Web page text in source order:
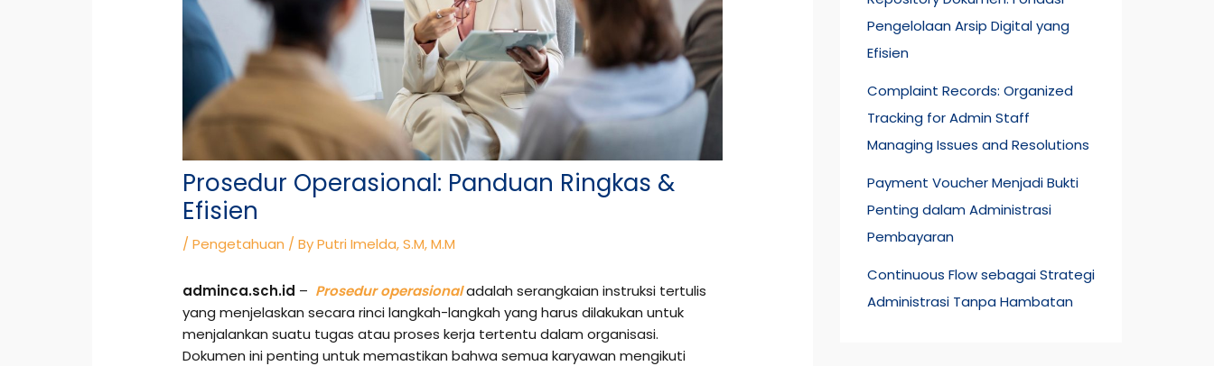
Prosedur Operasional: Panduan Ringkas &
Efisien
/Pengetahuan / ByPutri Imelda, S.M, M.M
adminca.sch.id – Prosedur operasionaladalah serangkaian instruksi tertulis
yang menjelaskan secara rinci langkah-langkah yang harus dilakukan untuk
menjalankan suatu tugas atau proses kerja tertentu dalam organisasi.
Dokumen ini penting untuk memastikan bahwa semua karyawan mengikuti
Pengelolaan Arsip Digital yang
Efisien
Complaint Records: Organized
Tracking for Admin Staff
Managing Issues and Resolutions
Payment Voucher Menjadi Bukti
Penting dalam Administrasi
Pembayaran
Continuous Flow sebagai Strategi
Administrasi Tanpa Hambatan